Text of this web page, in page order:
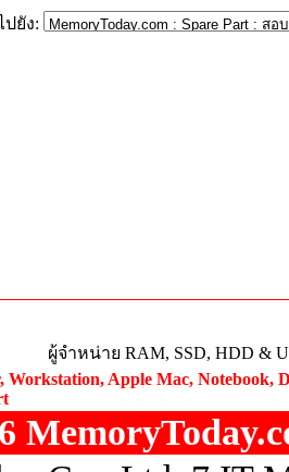
ปยัง:
ผู้จำหน่าย RAM, SSD, HDD &
Workstation, Apple Mac, Notebook,